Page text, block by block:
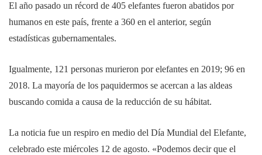
El año pasado un récord de 405 elefantes fueron abatidos por
humanos en este país, frente a 360 en el anterior, según
estadísticas gubernamentales.
Igualmente, 121 personas murieron por elefantes en 2019; 96 en
2018. La mayoría de los paquidermos se acercan a las aldeas
buscando comida a causa de la reducción de su hábitat.
La noticia fue un respiro en medio del Día Mundial del Elefante,
celebrado este miércoles 12 de agosto. «Podemos decir que el